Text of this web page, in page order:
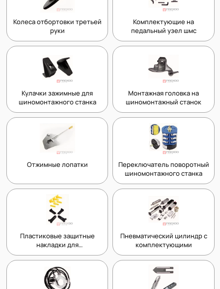
Колеса отбортовки третьей
руки
Комплектующие на
педальный узел шмс
Кулачки зажимные для
шиномонтажного станка
Монтажная головка на
шиномонтажный станок
Отжимные лопатки
Переключатель поворотный
шиномонтажного станка
Пластиковые защитные
накладки для
шиномонтажных станков
Пневматический цилиндр с
комплектующими